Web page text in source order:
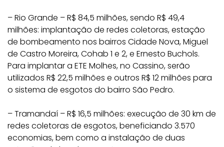
– Rio Grande – R$ 84,5 milhões, sendo R$ 49,4
milhões: implantação de redes coletoras, estação
de bombeamento nos bairros Cidade Nova, Miguel
de Castro Moreira, Cohab 1 e 2, e Ernesto Buchols.
Para implantar a ETE Molhes, no Cassino, serão
utilizados R$ 22,5 milhões e outros R$ 12 milhões para
o sistema de esgotos do bairro São Pedro.
– Tramandaí – R$ 16,5 milhões: execução de 30 km de
redes coletoras de esgotos, beneficiando 3.570
economias, bem como a instalação de duas